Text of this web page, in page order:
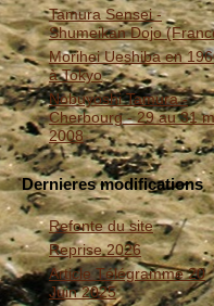
Tamura Sensei -
Shumeikan Dojo
Morihei Ueshiba en
à Tokyo
Nobuyoshi Tamura -
Cherbourg - 29 au 31
2008
Dernieres modifications
Refonte du site
Reprise 2026
Article Télégramme 20
Juin 2025